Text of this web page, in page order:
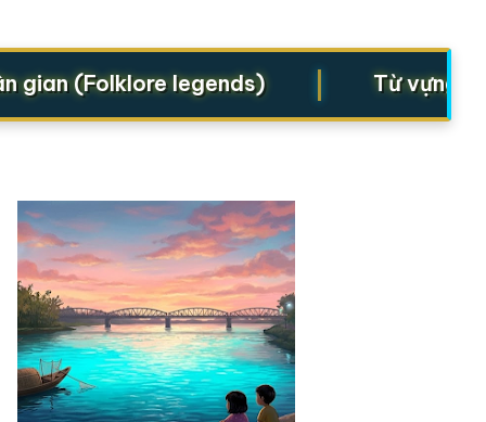
(Folklore legends) | Từ vựng cho